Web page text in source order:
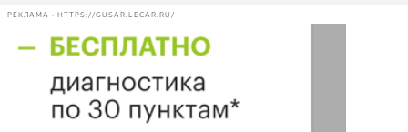
РЕКЛАМА • HTTPS://GUSAR.LECAR.RU/